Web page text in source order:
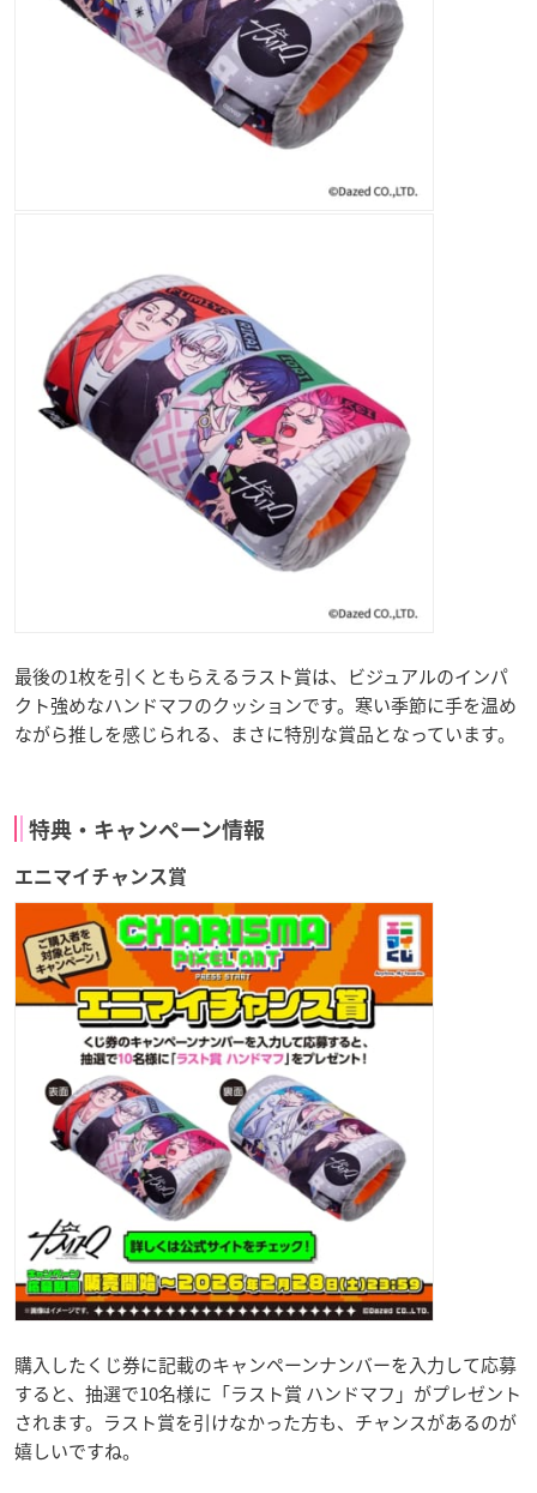
最後の1枚を引くともらえるラスト賞は、ビジュアルのインパ
クト強めなハンドマフのクッションです。寒い季節に手を温め
ながら推しを感じられる、まさに特別な賞品となっています。
特典・キャンペーン情報
エニマイチャンス賞
購入したくじ券に記載のキャンペーンナンバーを入力して応募
すると、抽選で10名様に「ラスト賞 ハンドマフ」がプレゼント
されます。ラスト賞を引けなかった方も、チャンスがあるのが
嬉しいですね。